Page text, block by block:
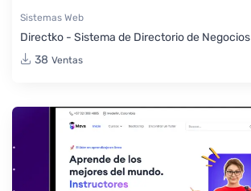
Sistemas Web
Directko - Sistema de Directorio de Negocios
38 Ventas